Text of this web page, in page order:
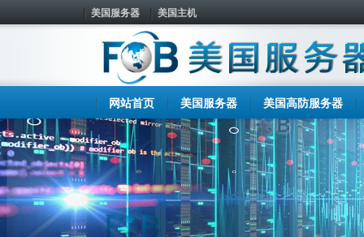
美国服务器 美国主机
网站首页 美国服务器 美国高防服务器